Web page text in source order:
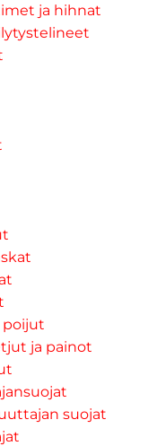
ja hihnat
poijut
ja painot
suojat